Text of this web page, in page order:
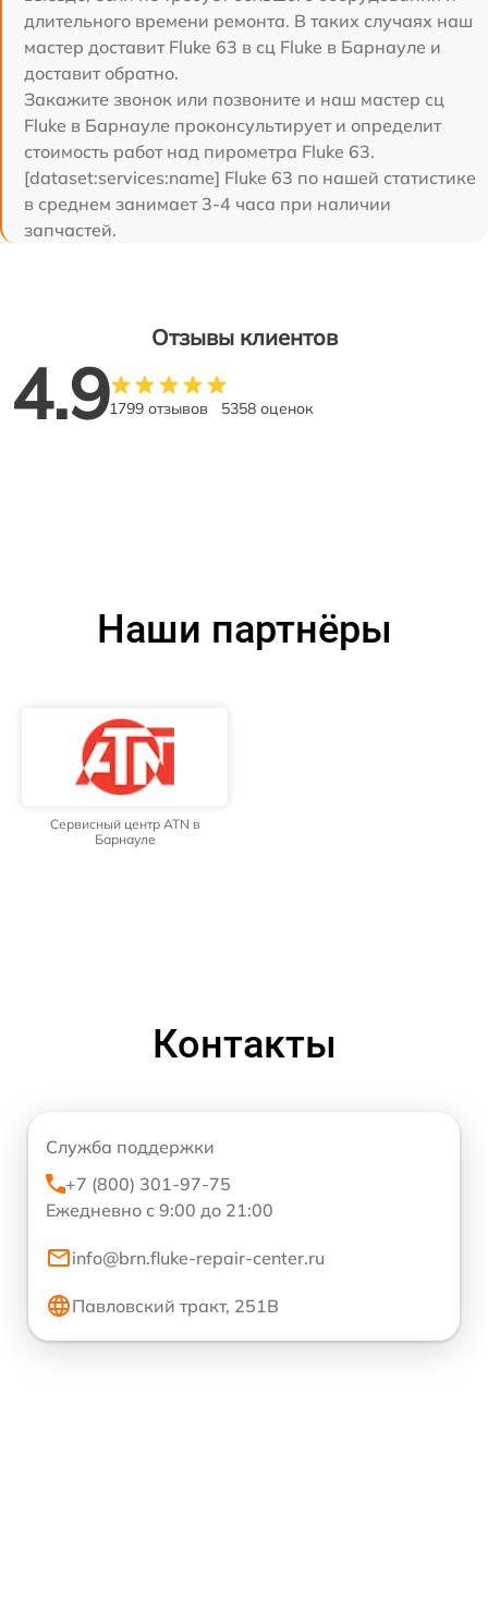
длительного времени ремонта. В таких случаях наш
мастер доставит Fluke 63 в сц Fluke в Барнауле и
доставит обратно.
Закажите звонок или позвоните и наш мастер сц
Fluke в Барнауле проконсультирует и определит
стоимость работ над пирометра Fluke 63.
[dataset:services:name] Fluke 63 по нашей статистике
в среднем занимает 3-4 часа при наличии
запчастей.
Отзывы клиентов
4.91799 отзывов 5358 оценок
Наши партнёры
Сервисный центр ATN в
Барнауле
Контакты
Служба поддержки
+7 (800) 301-97-75
Ежедневно с 9:00 до 21:00
info@brn.fluke-repair-center.ru
Павловский тракт, 251В